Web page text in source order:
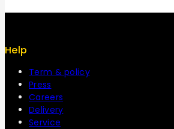
Help
Term & policy
Press
Careers
Delivery
Service